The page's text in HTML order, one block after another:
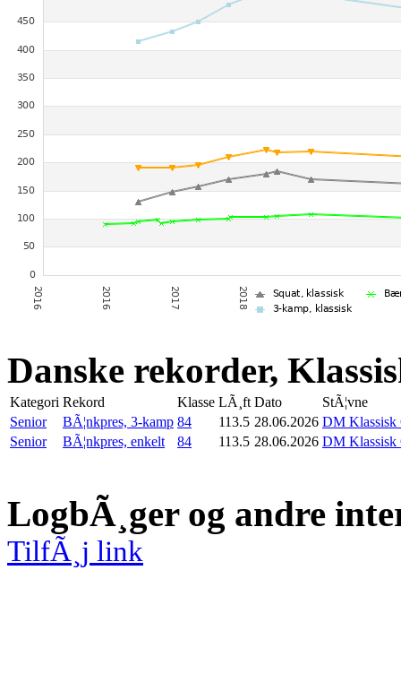
Danske rekorder,
Kategori Rekord Klasse LÃ¸ft Dato
StÃ¦vne
Senior
BÃ¦nkpres, 3-kamp 84 113.5 28.06.2026 DM Klassisk
Senior
BÃ¦nkpres, enkelt 84 113.5 28.06.2026 DM Klassisk
LogbÃ¸ger og andre
TilfÃ¸j link